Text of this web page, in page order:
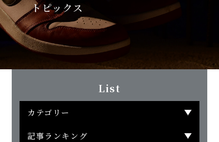
トピックス
List
カテゴリー
記事ランキング